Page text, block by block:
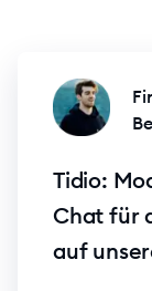
Tidio:
Chat für
auf